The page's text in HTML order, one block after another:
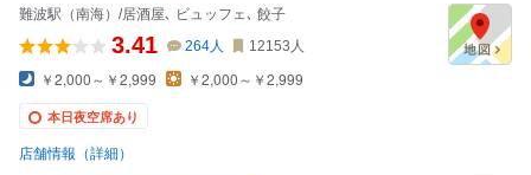
難波駅（南海）/居酒屋､ ビュッフェ､ 餃子
3.41 264人 12153 人
￥2,000～￥2,999 ￥2,000～￥2,999
本日夜空席あり
店舗情報（詳細）